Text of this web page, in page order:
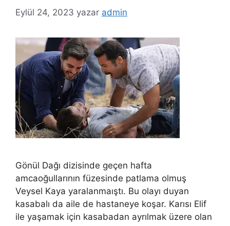
Eylül 24, 2023 yazar admin
Gönül Dağı dizisinde geçen hafta
amcaoğullarının füzesinde patlama olmuş
Veysel Kaya yaralanmaıştı. Bu olayı duyan
kasabalı da aile de hastaneye koşar. Karısı Elif
ile yaşamak için kasabadan ayrılmak üzere olan